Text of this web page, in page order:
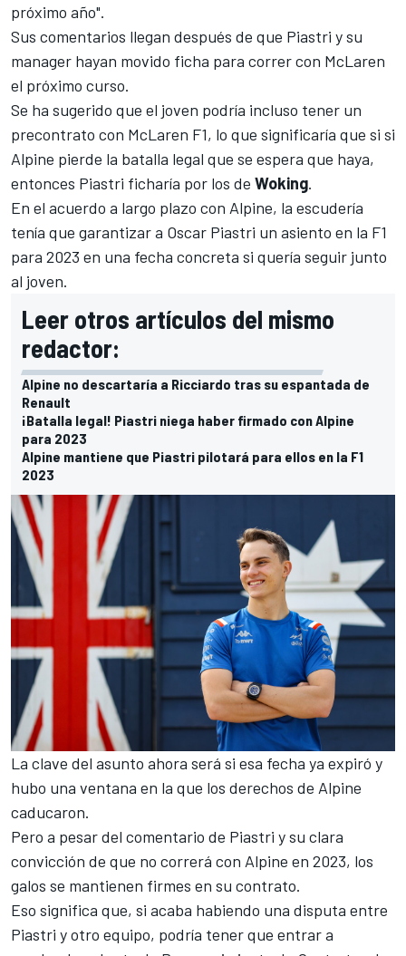
próximo año".
Sus comentarios llegan después de que Piastri y su
manager hayan movido ficha para correr con McLaren
el próximo curso.
Se ha sugerido que el joven podría incluso tener un
precontrato con McLaren F1, lo que significaría que si si
Alpine pierde la batalla legal que se espera que haya,
entonces Piastri ficharía por los de Woking.
En el acuerdo a largo plazo con Alpine, la escudería
tenía que garantizar a Oscar Piastri un asiento en la F1
para 2023 en una fecha concreta si quería seguir junto
al joven.
Leer otros artículos del mismo
redactor:
Alpine no descartaría a Ricciardo tras su espantada de
Renault
¡Batalla legal! Piastri niega haber firmado con Alpine
para 2023
Alpine mantiene que Piastri pilotará para ellos en la F1
2023
La clave del asunto ahora será si esa fecha ya expiró y
hubo una ventana en la que los derechos de Alpine
caducaron.
Pero a pesar del comentario de Piastri y su clara
convicción de que no correrá con Alpine en 2023, los
galos se mantienen firmes en su contrato.
Eso significa que, si acaba habiendo una disputa entre
Piastri y otro equipo, podría tener que entrar a